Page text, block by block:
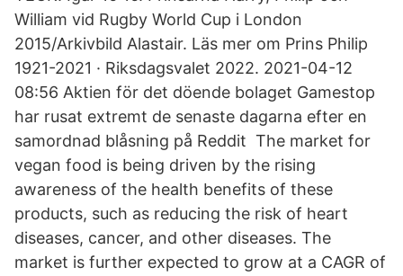
William vid Rugby World Cup i London
2015/Arkivbild Alastair. Läs mer om Prins Philip
1921-2021 · Riksdagsvalet 2022. 2021-04-12
08:56 Aktien för det döende bolaget Gamestop
har rusat extremt de senaste dagarna efter en
samordnad blåsning på Reddit The market for
vegan food is being driven by the rising
awareness of the health benefits of these
products, such as reducing the risk of heart
diseases, cancer, and other diseases. The
market is further expected to grow at a CAGR of